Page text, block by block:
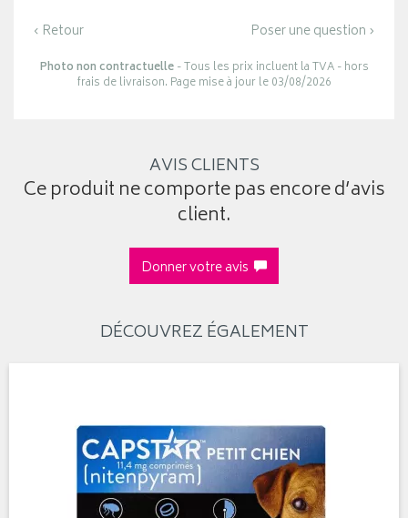
‹ Retour Poser une question ›
Photo non contractuelle- Tous les prix incluent la TVA - hors
frais de livraison. Page mise à jour le 03/08/2026
AVIS CLIENTS
Ce produit ne comporte pas encore d’avis
client.
Donner votre avis
DÉCOUVREZ ÉGALEMENT